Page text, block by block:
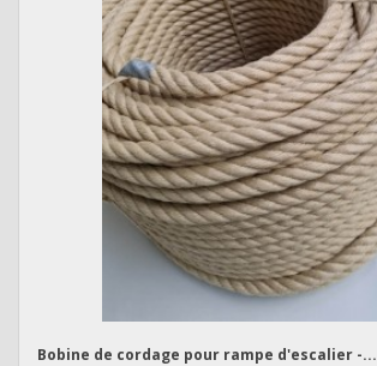
Bobine de cordage pour rampe d'escalier -...